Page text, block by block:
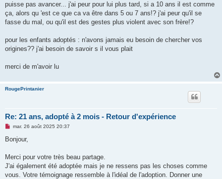
puisse pas avancer... j'ai peur pour lui plus tard, si a 10 ans il est comme
ça, alors qu 'est ce que ca va être dans 5 ou 7 ans!? j'ai peur qu'il se
fasse du mal, ou qu'il est des gestes plus violent avec son frère!?
pour les enfants adoptés : n'avons jamais eu besoin de chercher vos
origines?? j'ai besoin de savoir s il vous plait
merci de m'avoir lu
RougePrintanier
Re: 21 ans, adopté à 2 mois - Retour d'expérience
M
s
g
n
o
mar. 26 août 2025 20:37
Bonjour,
Merci pour votre très beau partage.
J'ai également été adoptée mais je ne ressens pas les choses comme
vous. Votre témoignage ressemble à l'idéal de l'adoption. Donner une